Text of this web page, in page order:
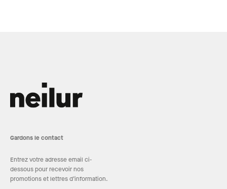
Gardons le contact
Entrez votre adresse email ci-
dessous pour recevoir nos
promotions et lettres d’information.